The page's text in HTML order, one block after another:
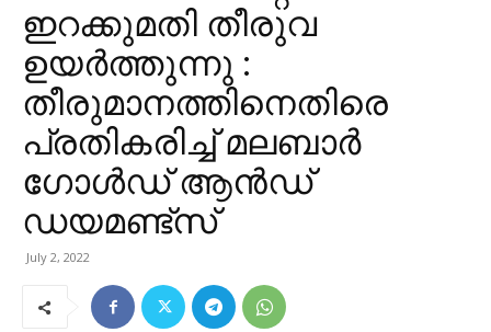
ഇറക്കുമതി തീരുവ
ഉയർത്തുന്നു :
തീരുമാനത്തിനെതിരെ
പ്രതികരിച്ച് മലബാർ
ഗോൾഡ് ആൻഡ്
ഡയമണ്ട്സ്
July 2, 2022